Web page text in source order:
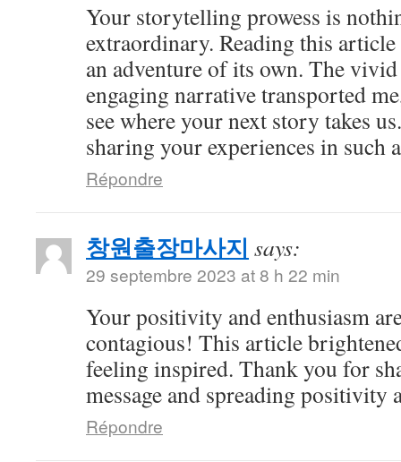
Your storytelling prowess is
extraordinary. Reading this
an adventure of its own. The
engaging narrative transported
see where your next story takes
sharing your experiences in such
Répondre
창원출장마사지 says:
29 septembre 2023 at 8 h 22 min
Your positivity and enthusiasm
contagious! This article
feeling inspired. Thank you for
message and spreading positivity
Répondre